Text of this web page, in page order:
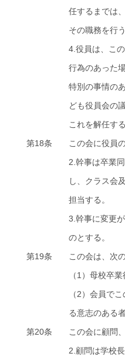
任するまでは
その職務を行う
4.役員は、こ
行為のあった
特別の事情の
ども役員会の
これを解任す
第18条
この会に役員
2.幹事は卒業
し、クラス会
担当する。
3.幹事に変更
のとする。
第19条
この会は、次
（1）母校卒
（2）会員で
る意志のある
第20条
この会に顧問
2.顧問は学校